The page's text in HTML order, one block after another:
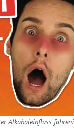
Alkoholeinfluss fahren?